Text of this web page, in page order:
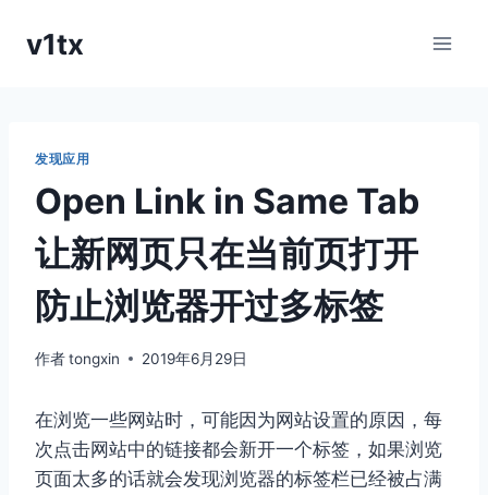
v1tx
发现应用
Open Link in Same Tab
让新网页只在当前页打开
防止浏览器开过多标签
作者tongxin 2019年6月29日
在浏览一些网站时，可能因为网站设置的原因，每
次点击网站中的链接都会新开一个标签，如果浏览
页面太多的话就会发现浏览器的标签栏已经被占满